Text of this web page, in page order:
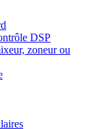
DSP
zoneur ou